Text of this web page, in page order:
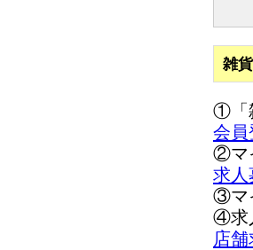
雑
①「
会員
②マ
求人
③マ
④求
店